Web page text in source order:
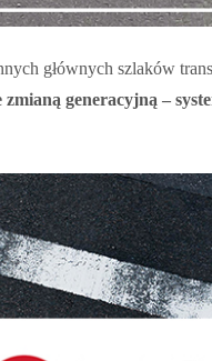
głównych szlaków
zmianą generacyjną –